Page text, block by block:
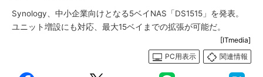
Synology、中小企業向けとなる5ベイNAS「DS1515」を発表。
ユニット増設にも対応、最大15ベイまでの拡張が可能だ。
[ITmedia]
PC用表示
関連情報